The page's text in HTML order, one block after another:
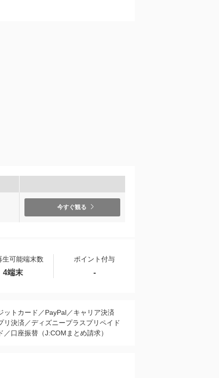
今すぐ観る
生可能端末数 ポイント付与
4端末 -
ットカード／PayPal／キャリア決済
リ決済／ディズニープラスプリペイド
／口座振替（J:COMまとめ請求）